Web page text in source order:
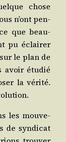
chose
n’ont pen­
que beau­
pu éclai­rer
le plan de
avoir étu­dié
la véri­té.
les mou­ve­
de syn­di­cat